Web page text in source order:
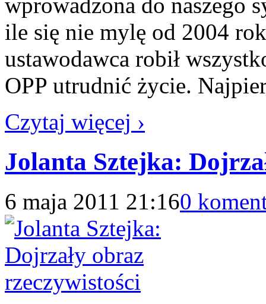
ile się nie mylę od 2004
ustawodawca robił
OPP utrudnić życie.
Czytaj więcej ›
Jolanta Sztejka:
6 maja 2011 21:160